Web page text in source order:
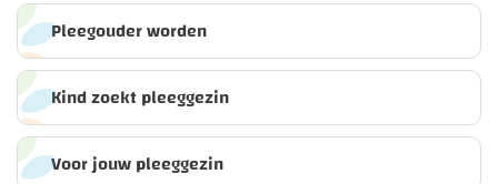
Pleegouder worden
Kind zoekt pleeggezin
Voor jouw pleeggezin